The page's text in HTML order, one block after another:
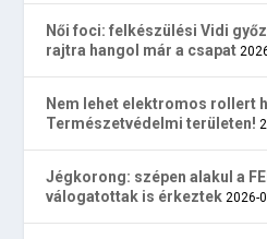
Női foci: felkészülési Vidi
rajtra hangol már a csapat
Nem lehet elektromos rollert
Természetvédelmi területen!
Jégkorong: szépen alakul a
válogatottak is érkeztek 2026-